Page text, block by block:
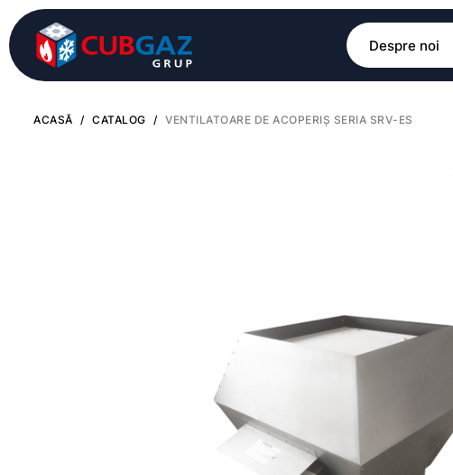
Despre noi
ACASĂ / CATALOG / VENTILATOARE DE ACOPERIȘ SERIA SRV-ES